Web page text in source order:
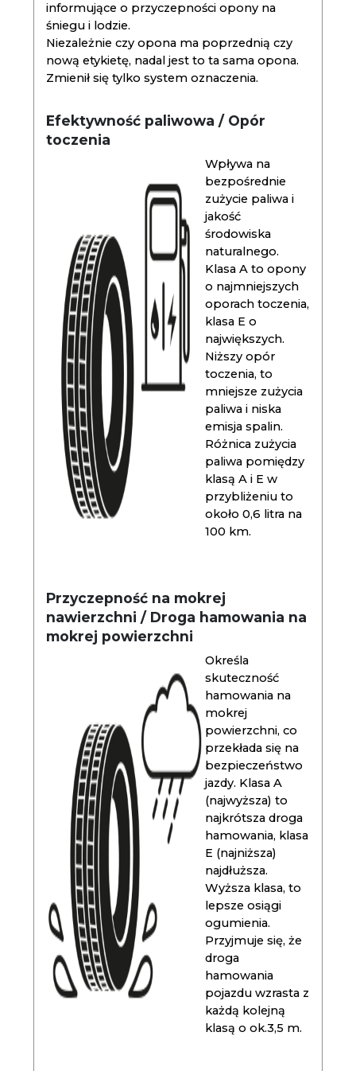
informujące o przyczepności opony na
śniegu i lodzie.
Niezależnie czy opona ma poprzednią czy
nową etykietę, nadal jest to ta sama opona.
Zmienił się tylko system oznaczenia.
Efektywność paliwowa / Opór
toczenia
Wpływa na
bezpośrednie
zużycie paliwa i
jakość
środowiska
naturalnego.
Klasa A to opony
o najmniejszych
oporach toczenia,
klasa E o
największych.
Niższy opór
toczenia, to
mniejsze zużycia
paliwa i niska
emisja spalin.
Różnica zużycia
paliwa pomiędzy
klasą A i E w
przybliżeniu to
około 0,6 litra na
100 km.
Przyczepność na mokrej
nawierzchni / Droga hamowania na
mokrej powierzchni
Określa
skuteczność
hamowania na
mokrej
powierzchni, co
przekłada się na
bezpieczeństwo
jazdy. Klasa A
(najwyższa) to
najkrótsza droga
hamowania, klasa
E (najniższa)
najdłuższa.
Wyższa klasa, to
lepsze osiągi
ogumienia.
Przyjmuje się, że
droga
hamowania
pojazdu wzrasta z
każdą kolejną
klasą o ok.3,5 m.